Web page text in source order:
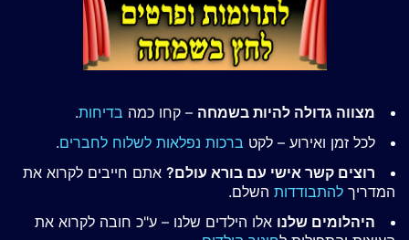
מצווה גדולה להיות בשמחה – קחו כמה בדיחות.
לכל זמן ואירוע – לקט ברכות נפלאות לשלוח לחברים.
רוצים קשר אישי עם בורא עולם? אתם חייבים לקרוא את
המדריך להתבודדות השלם.
היהלומים שלנו אלו הילדים שלנו – ע"כ חובה לקרוא את